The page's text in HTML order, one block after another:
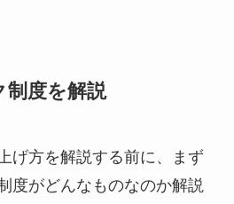
度を解説
げ方を解説する前に、まず
度がどんなものなのか解説